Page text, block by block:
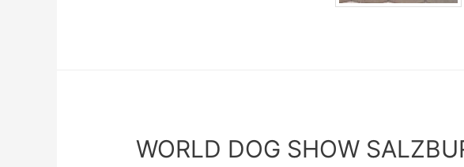
WORLD DOG SHOW